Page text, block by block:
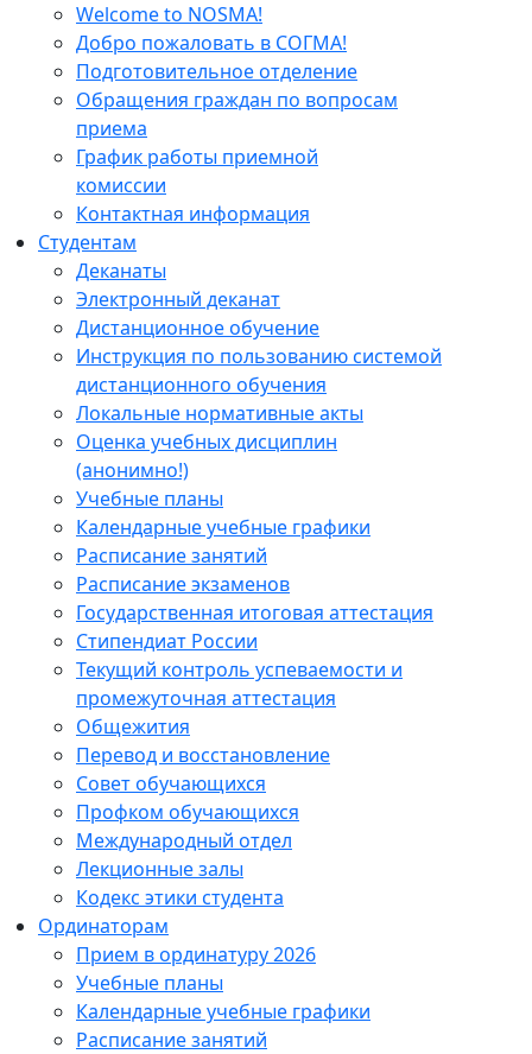
Welcome to NOSMA!
Добро пожаловать в СОГМА!
Подготовительное отделение
Обращения граждан по вопросам
приема
График работы приемной
комиссии
Контактная информация
Студентам
Деканаты
Электронный деканат
Дистанционное обучение
Инструкция по пользованию системой
дистанционного обучения
Локальные нормативные акты
Оценка учебных дисциплин
(анонимно!)
Учебные планы
Календарные учебные графики
Расписание занятий
Расписание экзаменов
Государственная итоговая аттестация
Стипендиат России
Текущий контроль успеваемости и
промежуточная аттестация
Общежития
Перевод и восстановление
Совет обучающихся
Профком обучающихся
Международный отдел
Лекционные залы
Кодекс этики студента
Ординаторам
Прием в ординатуру 2026
Учебные планы
Календарные учебные графики
Расписание занятий